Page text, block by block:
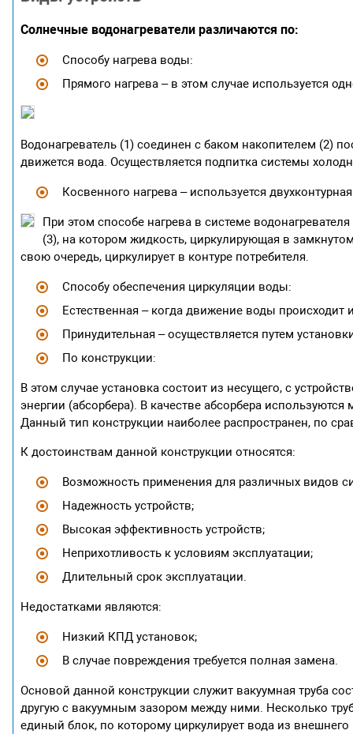
Солнечные водонагреватели различаются по:
Способу нагрева воды:
Прямого нагрева – в этом случае используется
Водонагреватель (1) соединен с баком накопителем (2)
движется вода. Осуществляется подпитка системы
Косвенного нагрева – используется
При этом способе нагрева в системе
(3), на котором жидкость, циркулирующая в
свою очередь, циркулирует в контуре потребителя.
Способу обеспечения циркуляции воды:
Естественная – когда движение воды происходит
Принудительная – осуществляется путем
По конструкции:
В этом случае установка состоит из несущего, с
энергии (абсорбера). В качестве абсорбера
Данный тип конструкции наиболее распространен, по
К достоинствам данной конструкции относятся:
Возможность применения для различных видов
Надежность устройств;
Высокая эффективность устройств;
Неприхотливость к условиям эксплуатации;
Длительный срок эксплуатации.
Недостатками являются:
Низкий КПД установок;
В случае повреждения требуется полная замена.
Основой данной конструкции служит вакуумная труба
другую с вакуумным зазором между ними. Несколько
единый блок, по которому циркулирует вода из внешнего